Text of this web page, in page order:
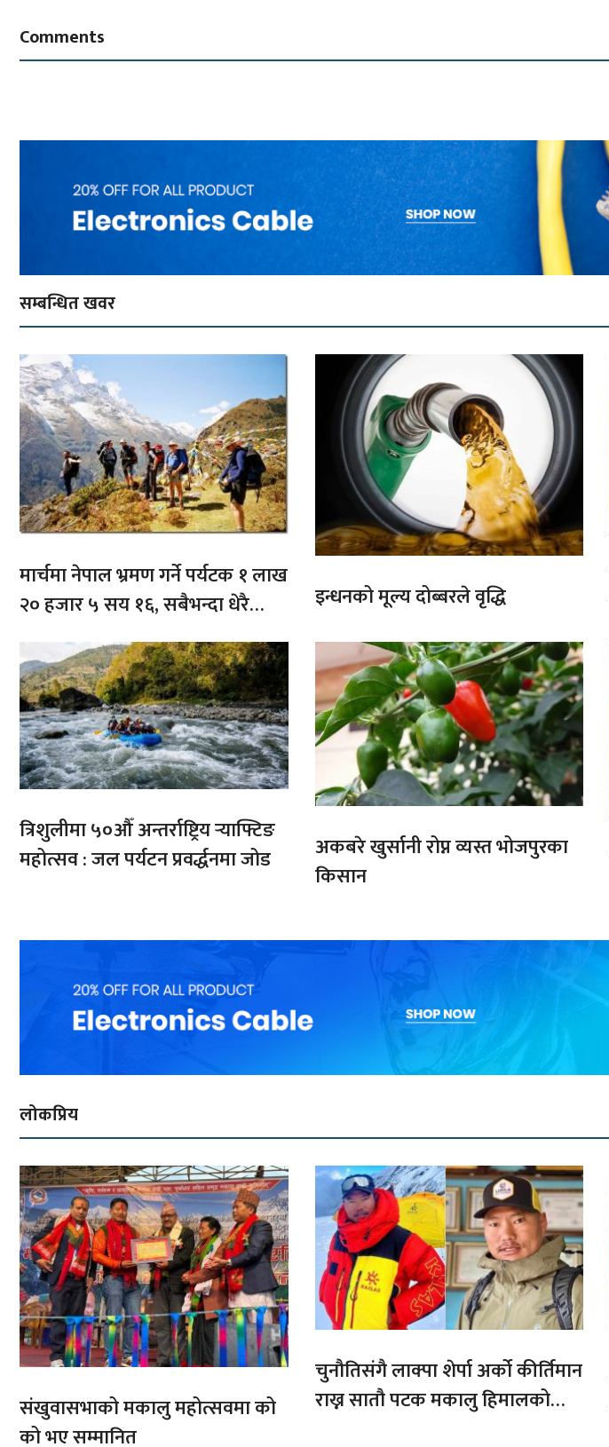
Comments
सम्बन्धित खवर
मार्चमा नेपाल भ्रमण गर्ने पर्यटक १ लाख
२० हजार ५ सय १६, सबैभन्दा धेरै
भारतबाट
इन्धनको मूल्य दोब्बरले वृद्धि
त्रिशुलीमा ५०औँ अन्तर्राष्ट्रिय र्‍याफ्टिङ
महोत्सव : जल पर्यटन प्रवर्द्धनमा जोड
अकबरे खुर्सानी रोप्न व्यस्त भोजपुरका
किसान
लोकप्रिय
संखुवासभाको मकालु महोत्सवमा को
को भए सम्मानित
चुनौतिसंगै लाक्पा शेर्पा अर्को कीर्तिमान
राख्न सातौ पटक मकालु हिमालको